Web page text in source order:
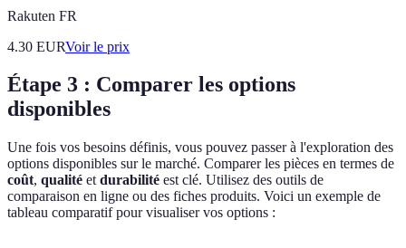
Rakuten FR
4.30 EURVoir le prix
Étape 3 : Comparer les options
disponibles
Une fois vos besoins définis, vous pouvez passer à l'exploration des
options disponibles sur le marché. Comparer les pièces en termes de
coût, qualité et durabilité est clé. Utilisez des outils de
comparaison en ligne ou des fiches produits. Voici un exemple de
tableau comparatif pour visualiser vos options :